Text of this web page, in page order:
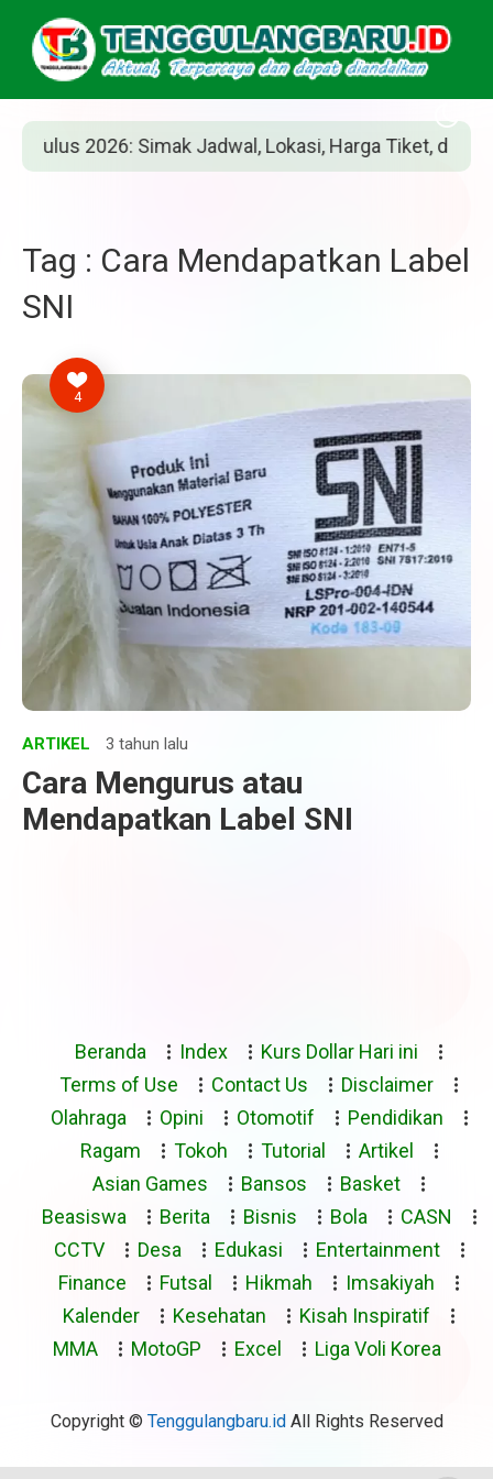
2026: Simak Jadwal, Lokasi, Harga Tiket, dan Cara
Tag : Cara Mendapatkan Label
SNI
4
ARTIKEL 3 tahun lalu
Cara Mengurus atau
Mendapatkan Label SNI
Beranda Index
Kurs Dollar Hari ini
Terms of Use
Contact Us
Disclaimer
Olahraga
Opini Otomotif
Pendidikan
Ragam
Tokoh Tutorial
Artikel
Asian Games
Bansos
Basket
Beasiswa
Berita Bisnis Bola
CASN
CCTV
Desa Edukasi
Entertainment
Finance
Futsal Hikmah
Imsakiyah
Kalender
Kesehatan
Kisah Inspiratif
MMA
MotoGP Excel Liga Voli Korea
Copyright © Tenggulangbaru.idAll Rights Reserved